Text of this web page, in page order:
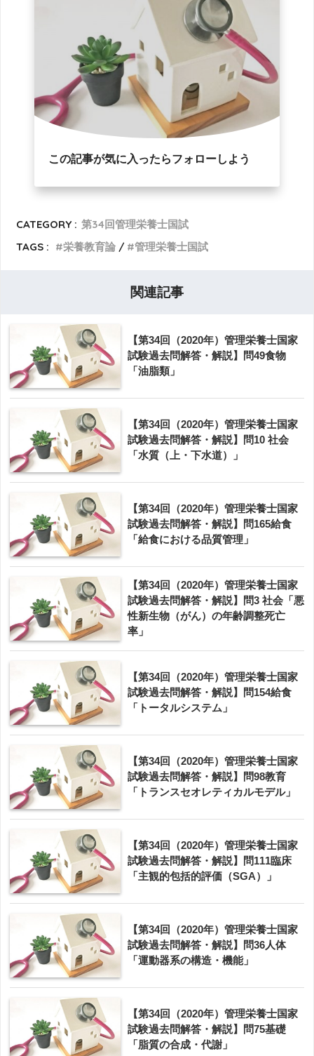
この記事が気に入ったらフォローしよう
CATEGORY : 第34回管理栄養士国試
TAGS :
栄養教育論 管理栄養士国試
関連記事
【第34回（2020年）管理栄養士国家
試験過去問解答・解説】問49食物
「油脂類」
【第34回（2020年）管理栄養士国家
試験過去問解答・解説】問10 社会
「水質（上・下水道）」
【第34回（2020年）管理栄養士国家
試験過去問解答・解説】問165給食
「給食における品質管理」
【第34回（2020年）管理栄養士国家
試験過去問解答・解説】問3 社会「悪
性新生物（がん）の年齢調整死亡
率」
【第34回（2020年）管理栄養士国家
試験過去問解答・解説】問154給食
「トータルシステム」
【第34回（2020年）管理栄養士国家
試験過去問解答・解説】問98教育
「トランスセオレティカルモデル」
【第34回（2020年）管理栄養士国家
試験過去問解答・解説】問111臨床
「主観的包括的評価（SGA）」
【第34回（2020年）管理栄養士国家
試験過去問解答・解説】問36人体
「運動器系の構造・機能」
【第34回（2020年）管理栄養士国家
試験過去問解答・解説】問75基礎
「脂質の合成・代謝」